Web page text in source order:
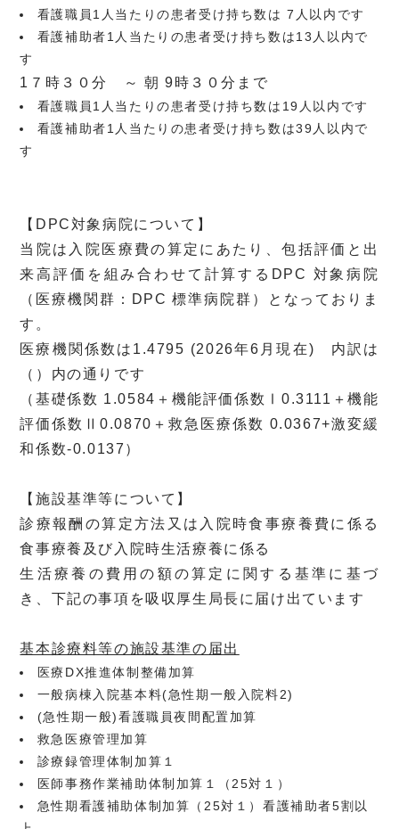
看護職員1人当たりの患者受け持ち数は 7人以内です
看護補助者1人当たりの患者受け持ち数は13人以内で
す
1７時３０分 ～ 朝 9時３０分まで
看護職員1人当たりの患者受け持ち数は19人以内です
看護補助者1人当たりの患者受け持ち数は39人以内で
す
【DPC対象病院について】
当院は入院医療費の算定にあたり、包括評価と出
来高評価を組み合わせて計算するDPC 対象病院
（医療機関群：DPC 標準病院群）となっておりま
す。
医療機関係数は1.4795 (2026年6月現在) 内訳は
（）内の通りです
（基礎係数 1.0584＋機能評価係数Ⅰ0.3111＋機能
評価係数Ⅱ0.0870＋救急医療係数 0.0367+激変緩
和係数-0.0137）
【施設基準等について】
診療報酬の算定方法又は入院時食事療養費に係る
食事療養及び入院時生活療養に係る
生活療養の費用の額の算定に関する基準に基づ
き、下記の事項を吸収厚生局長に届け出ています
基本診療料等の施設基準の届出
医療DX推進体制整備加算
一般病棟入院基本料(急性期一般入院料2)
(急性期一般)看護職員夜間配置加算
救急医療管理加算
診療録管理体制加算１
医師事務作業補助体制加算１（25対１）
急性期看護補助体制加算（25対１）看護補助者5割以